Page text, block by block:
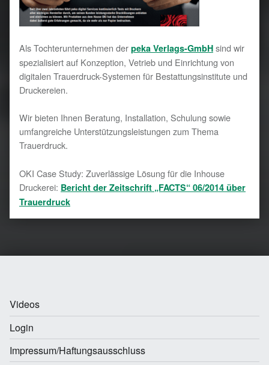
Als Tochterunternehmen der peka Verlags-GmbH sind wir
spezialisiert auf Konzeption, Vetrieb und Einrichtung von
digitalen Trauerdruck-Systemen für Bestattungsinstitute und
Druckereien.
Wir bieten Ihnen Beratung, Installation, Schulung sowie
umfangreiche Unterstützungsleistungen zum Thema
Trauerdruck.
OKI Case Study: Zuverlässige Lösung für die Inhouse
Druckerei: Bericht der Zeitschrift „FACTS“ 06/2014 über
Trauerdruck
Videos
Login
Impressum/Haftungsausschluss